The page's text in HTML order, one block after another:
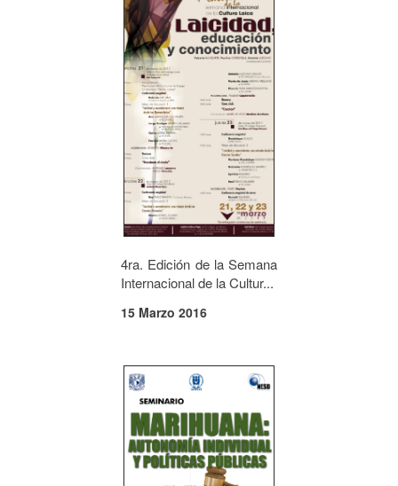
4ra. Edición de la Semana
Internacional de la Cultur...
15 Marzo 2016